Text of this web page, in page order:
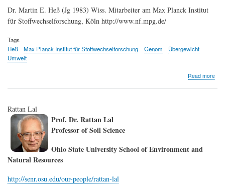
die
Natur
Dr. Martin E. Heß (Jg 1983) Wiss. Mitarbeiter am Max Planck Institut
für Stoffwechselforschung, Köln http://www.nf.mpg.de/
Tags
Heß
Max Planck Institut für Stoffwechselforschung Genom
Übergewicht
Umwelt
Read more
Rattan Lal
Prof. Dr. Rattan Lal
Professor of Soil Science
Ohio State University School of Environment and
Natural Resources
http://senr.osu.edu/our-people/rattan-lal